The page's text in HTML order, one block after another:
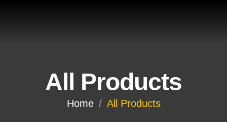
All Products
Home / All Products